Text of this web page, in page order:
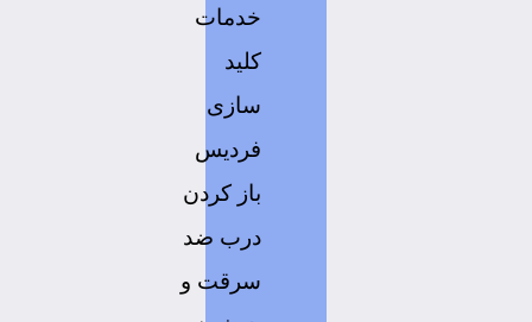
خدمات
کلید
سازی
فردیس
باز کردن
درب ضد
سرقت و